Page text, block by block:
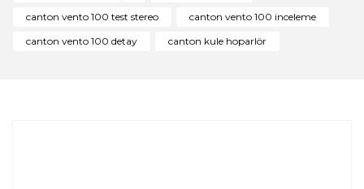
Ürün fiyatı diğer sitelerden daha pahalı.
Bu ürüne benzer farklı alternatifler olmalı.
canton vento 100 test stereo
canton vento 100 inceleme
canton vento 100 detay
canton kule hoparlör